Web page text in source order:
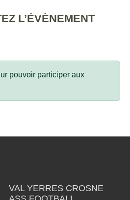
L’ÉVÈNEMENT
pouvoir participer aux
VAL YERRES CROSNE